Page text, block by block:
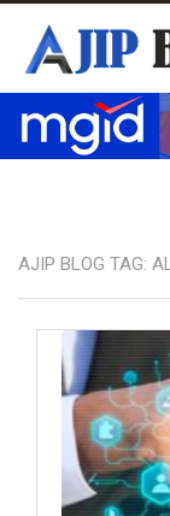
Ajip Blog
AJIP BLOG TAG: